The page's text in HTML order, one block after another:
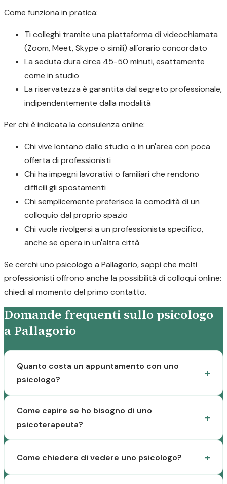
Come funziona in pratica:
Ti colleghi tramite una piattaforma di videochiamata
(Zoom, Meet, Skype o simili) all'orario concordato
La seduta dura circa 45-50 minuti, esattamente
come in studio
La riservatezza è garantita dal segreto professionale,
indipendentemente dalla modalità
Per chi è indicata la consulenza online:
Chi vive lontano dallo studio o in un'area con poca
offerta di professionisti
Chi ha impegni lavorativi o familiari che rendono
difficili gli spostamenti
Chi semplicemente preferisce la comodità di un
colloquio dal proprio spazio
Chi vuole rivolgersi a un professionista specifico,
anche se opera in un'altra città
Se cerchi uno psicologo a Pallagorio, sappi che molti
professionisti offrono anche la possibilità di colloqui online:
chiedi al momento del primo contatto.
Domande frequenti sullo psicologo
a Pallagorio
Quanto costa un appuntamento con uno
psicologo?
Come capire se ho bisogno di uno
psicoterapeuta?
Come chiedere di vedere uno psicologo?